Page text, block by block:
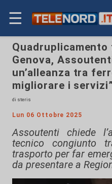
☰
Genova,
un’alleanza tra
migliorare i servizi”
di steris
Lun 06 Ottobre 2025
Assoutenti chiede
tecnico congiunto
trasporto per far
da presentare a